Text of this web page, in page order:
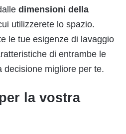
dimensioni della
utilizzerete lo spazio.
le tue esigenze di lavaggio
di entrambe le
decisione migliore per te.
la vostra